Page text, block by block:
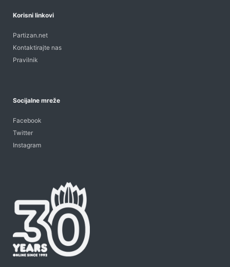
Korisni linkovi
Partizan.net
Kontaktirajte nas
Pravilnik
Socijalne mreže
Facebook
Twitter
Instagram